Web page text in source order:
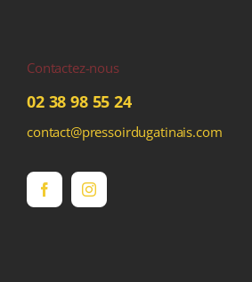
Contactez-nous
02 38 98 55 24
contact@pressoirdugatinais.com